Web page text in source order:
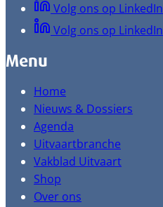
Volg ons op LinkedIn
Volg ons op LinkedIn
Menu
Home
Nieuws & Dossiers
Agenda
Uitvaartbranche
Vakblad Uitvaart
Shop
Over ons